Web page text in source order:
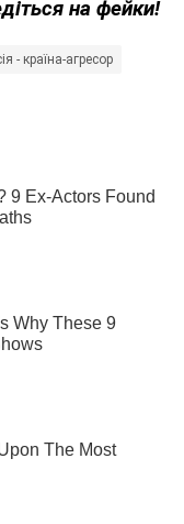
на фейки!
- країна-агресор